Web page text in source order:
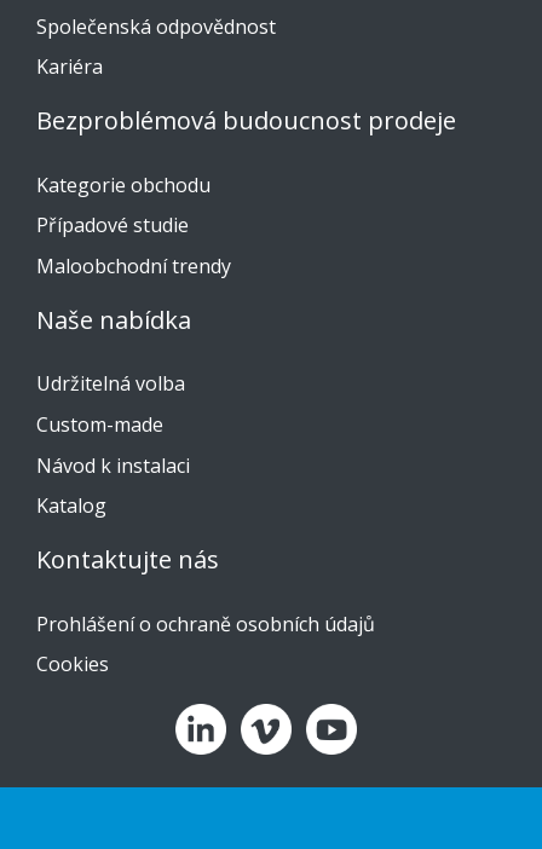
Společenská odpovědnost
Kariéra
Bezproblémová budoucnost prodeje
Kategorie obchodu
Případové studie
Maloobchodní trendy
Naše nabídka
Udržitelná volba
Custom-made
Návod k instalaci
Katalog
Kontaktujte nás
Prohlášení o ochraně osobních údajů
Cookies